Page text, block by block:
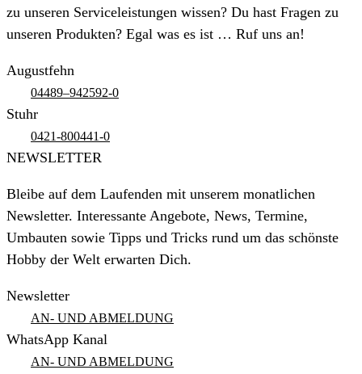
zu unseren Serviceleistungen wissen? Du hast Fragen zu
unseren Produkten? Egal was es ist … Ruf uns an!
Augustfehn
04489–942592-0
Stuhr
0421-800441-0
NEWSLETTER
Bleibe auf dem Laufenden mit unserem monatlichen
Newsletter. Interessante Angebote, News, Termine,
Umbauten sowie Tipps und Tricks rund um das schönste
Hobby der Welt erwarten Dich.
Newsletter
AN- UND ABMELDUNG
WhatsApp Kanal
AN- UND ABMELDUNG